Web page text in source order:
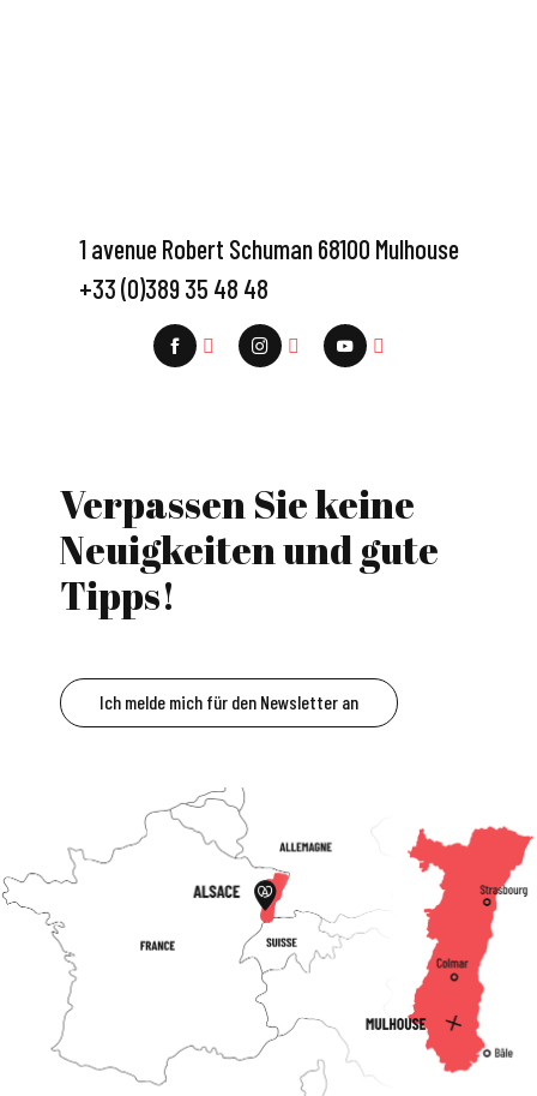
1 avenue Robert Schuman 68100 Mulhouse
+33 (0)389 35 48 48
Verpassen Sie keine
Neuigkeiten und gute
Tipps!
Ich melde mich für den Newsletter an